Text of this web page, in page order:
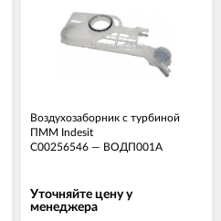
Воздухозаборник с турбиной
ПММ Indesit
C00256546 — ВОДП001А
Уточняйте цену у
менеджера